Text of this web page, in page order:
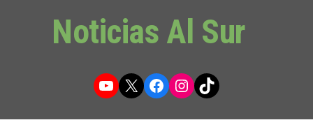
Noticias Al Sur
YouTube
X Facebook
Instagram
TikTok